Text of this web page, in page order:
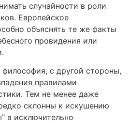
случайности в роли
Европейское
объяснять те же факты
провидения или
с другой стороны,
правилами
Тем не менее даже
склонны к искушению
в исключительно